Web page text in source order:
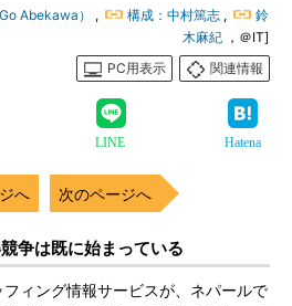
Abekawa） , 構成：中村篤志 ,
鈴
木麻紀 ，＠IT]
PC用表示
関連情報
LINE Hatena
へ 次のページへ
争は既に始まっている
ィング情報サービスが、ネパールで